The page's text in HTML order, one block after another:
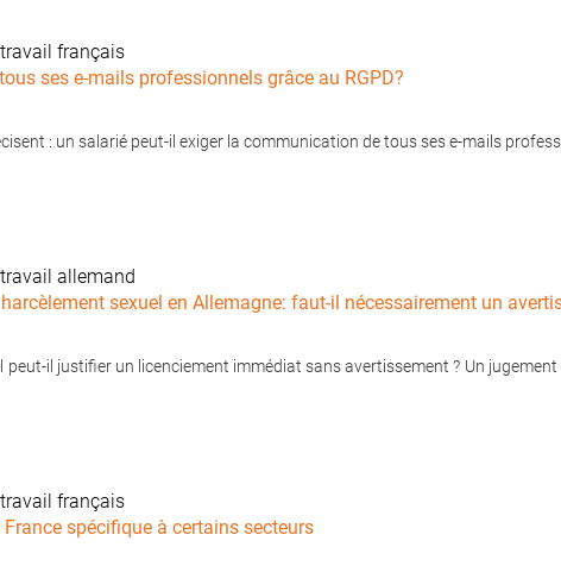
travail français
ses e-mails professionnels grâce au RGPD?
: un salarié peut-il exiger la communication de tous ses e-mails
travail allemand
sexuel en Allemagne: faut-il nécessairement un
peut-il justifier un licenciement immédiat sans avertissement ? Un
travail français
France spécifique à certains secteurs